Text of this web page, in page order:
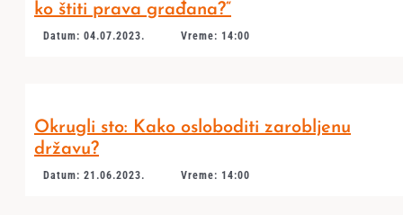
ko štiti prava građana?“
Datum: 04.07.2023. Vreme: 14:00
Okrugli sto: Kako osloboditi zarobljenu
državu?
Datum: 21.06.2023. Vreme: 14:00